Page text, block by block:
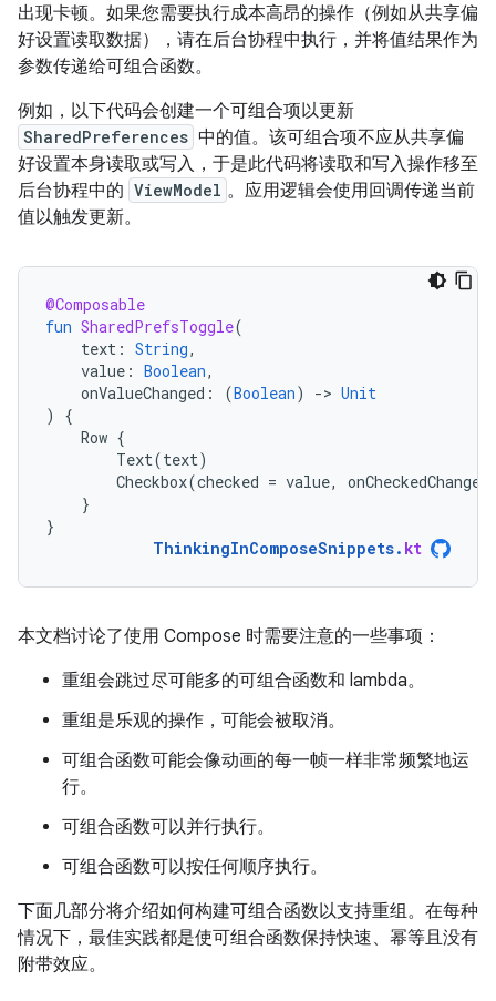
出现卡顿。如果您需要执行成本高昂的操作（例如从共享偏
好设置读取数据），请在后台协程中执行，并将值结果作为
参数传递给可组合函数。
例如，以下代码会创建一个可组合项以更新
SharedPreferences 中的值。该可组合项不应从共享偏
好设置本身读取或写入，于是此代码将读取和写入操作移至
后台协程中的 ViewModel 。应用逻辑会使用回调传递当前
值以触发更新。
@Composable
fun SharedPrefsToggle(
text : String,
value : Boolean,
onValueChanged : (Boolean) -> Unit
)
{
Row {
Text(text)
Checkbox(checked = value, onCheckedChange
}
}
ThinkingInComposeSnippets. kt
本文档讨论了使用 Compose 时需要注意的一些事项：
重组会跳过尽可能多的可组合函数和 lambda。
重组是乐观的操作，可能会被取消。
可组合函数可能会像动画的每一帧一样非常频繁地运
行。
可组合函数可以并行执行。
可组合函数可以按任何顺序执行。
下面几部分将介绍如何构建可组合函数以支持重组。在每种
情况下，最佳实践都是使可组合函数保持快速、幂等且没有
附带效应。